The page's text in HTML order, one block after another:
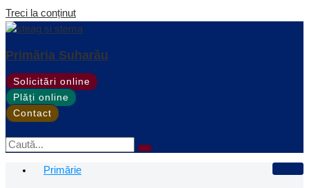
Treci la conținut
Primăria Suharău
Solicitări online
Plăți online
Contact
Primărie